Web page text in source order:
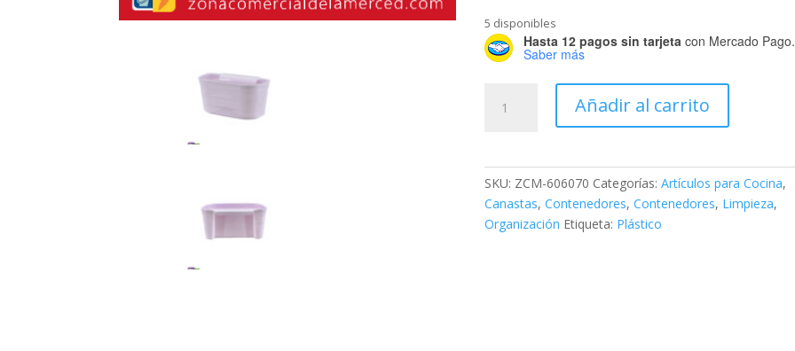
5 disponibles
Hasta 12 pagos sin tarjeta con Mercado Pago.
Saber más
Organizadora
Añadir al carrito
SKU: ZCM-606070 Categorías:Artículos para Cocina,
Canastas,Contenedores,Contenedores, Limpieza,
Organización Etiqueta: Plástico